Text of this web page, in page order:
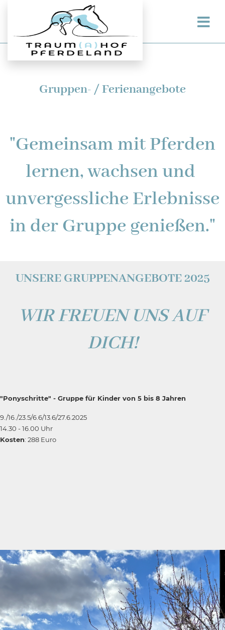
Gruppen- / Ferienangebote
"Gemeinsam mit Pferden
lernen, wachsen und
unvergessliche Erlebnisse
in der Gruppe genießen."
UNSERE GRUPPENANGEBOTE 2025
WIR FREUEN UNS AUF
DICH!
"Ponyschritte" - Gruppe für Kinder von 5 bis 8 Jahren
9./16./23.5/6.6/13.6/27.6.2025
14.30 - 16.00 Uhr
Kosten: 288 Euro